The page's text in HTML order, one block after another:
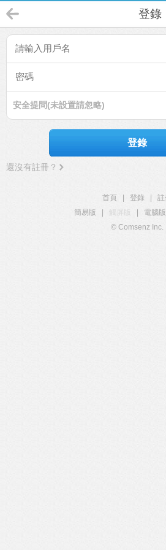
登錄
安全提問(未設置請忽略)
登錄
還沒有註冊？
首頁 登錄
簡易版
觸屏版 電腦版
© Comsenz Inc.